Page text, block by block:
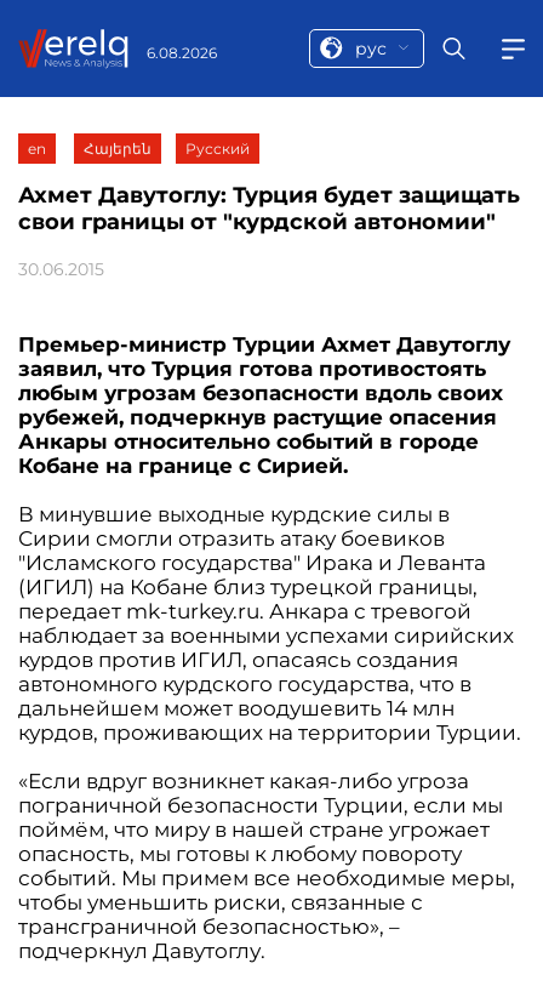
6.08.2026 рус
en Հայերեն Русский
Ахмет Давутоглу: Турция будет защищать
свои границы от "курдской автономии"
30.06.2015
Премьер-министр Турции Ахмет Давутоглу
заявил, что Турция готова противостоять
любым угрозам безопасности вдоль своих
рубежей, подчеркнув растущие опасения
Анкары относительно событий в городе
Кобане на границе с Сирией.
В минувшие выходные курдские силы в
Сирии смогли отразить атаку боевиков
"Исламского государства" Ирака и Леванта
(ИГИЛ) на Кобане близ турецкой границы,
передает mk-turkey.ru. Анкара с тревогой
наблюдает за военными успехами сирийских
курдов против ИГИЛ, опасаясь создания
автономного курдского государства, что в
дальнейшем может воодушевить 14 млн
курдов, проживающих на территории Турции.
«Если вдруг возникнет какая-либо угроза
пограничной безопасности Турции, если мы
поймём, что миру в нашей стране угрожает
опасность, мы готовы к любому повороту
событий. Мы примем все необходимые меры,
чтобы уменьшить риски, связанные с
трансграничной безопасностью», –
подчеркнул Давутоглу.